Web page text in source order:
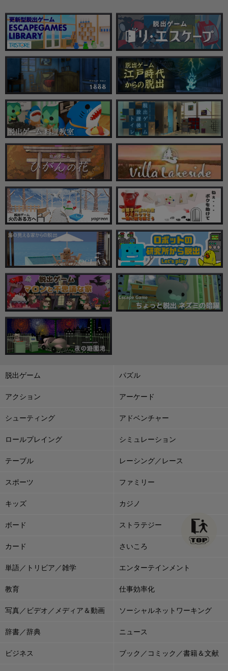
脱出ゲーム パズル
アクション アーケード
シューティング アドベンチャー
ロールプレイング シミュレーション
テーブル レーシング／レース
スポーツ ファミリー
キッズ カジノ
ボード ストラテジー
カード さいころ
単語／トリビア／雑学 エンターテインメント
教育 仕事効率化
写真／ビデオ／メディア＆動画 ソーシャルネットワーキング
辞書／辞典 ニュース
ビジネス ブック／コミック／書籍＆文献